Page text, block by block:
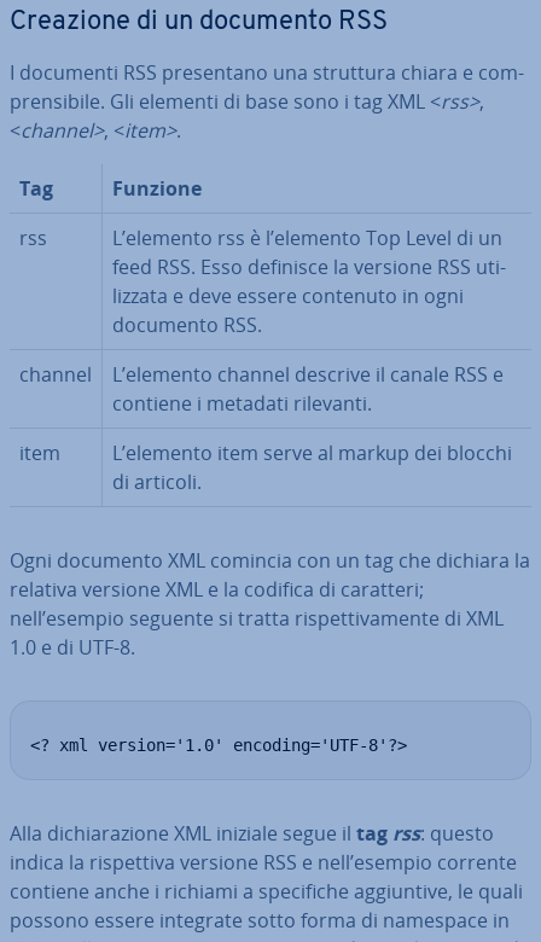
Creazione di un documento RSS
I documenti RSS pre­sen­ta­no una struttura chiara e com­
pren­si­bi­le. Gli elementi di base sono i tag XML <rss>,
<channel>, <item>.
Tag
Funzione
rss
L’elemento rss è l’elemento Top Level di un
feed RSS. Esso definisce la versione RSS uti­
liz­za­ta e deve essere contenuto in ogni
documento RSS.
channel
L’elemento channel descrive il canale RSS e
contiene i metadati rilevanti.
item
L’elemento item serve al markup dei blocchi
di articoli.
Ogni documento XML comincia con un tag che dichiara la
relativa versione XML e la codifica di caratteri;
nell’esempio seguente si tratta ri­spet­ti­va­men­te di XML
1.0 e di UTF-8.
<? xml version='1.0' encoding='UTF-8'?>
Alla di­chia­ra­zio­ne XML iniziale segue il tag rss: questo
indica la ri­spet­ti­va versione RSS e nell’esempio corrente
contiene anche i richiami a spe­ci­fi­che ag­giun­ti­ve, le quali
possono essere integrate sotto forma di namespace in